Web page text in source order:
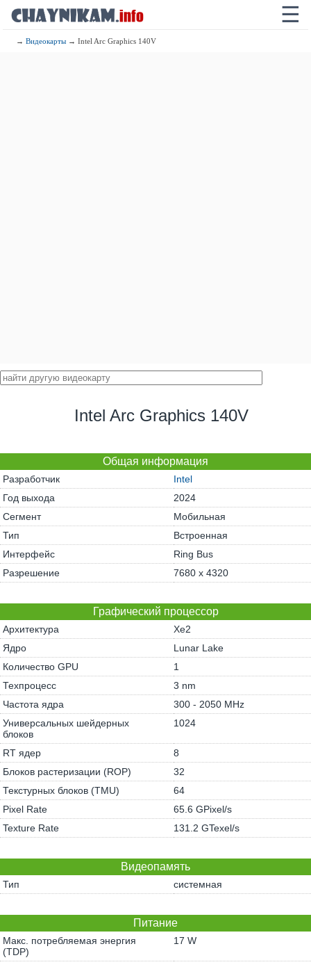
☰
→Видеокарты → Intel Arc Graphics 140V
Intel Arc Graphics 140V
Общая информация
Разработчик
Intel
Год выхода
2024
Сегмент
Мобильная
Тип
Встроенная
Интерфейс
Ring Bus
Разрешение
7680 x 4320
Графический процессор
Архитектура
Xe2
Ядро
Lunar Lake
Количество GPU
1
Техпроцесс
3 nm
Частота ядра
300 - 2050 MHz
Универсальных шейдерных
блоков
1024
RT ядер
8
Блоков растеризации (ROP)
32
Текстурных блоков (TMU)
64
Pixel Rate
65.6 GPixel/s
Texture Rate
131.2 GTexel/s
Видеопамять
Тип системная
Питание
Макс. потребляемая энергия
(TDP)
17 W